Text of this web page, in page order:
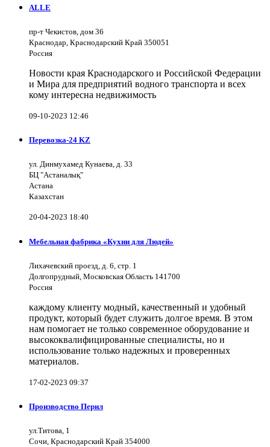
ALLE
пр-т Чекистов, дом 36
Краснодар, Краснодарский Край 350051
Россия
Новости края Краснодарского и Российской Федерации
и Мира для предприятий водного транспорта и всех
кому интересна недвижимость
09-10-2023 12:46
Перевозка-24 KZ
ул. Динмухамед Кунаева, д. 33
БЦ "Астаналық"
Астана
Казахстан
20-04-2023 18:40
Мебельная фабрика «Кухни для Людей»
Лихачевский проезд, д. 6, стр. 1
Долгопрудный, Московская Область 141700
Россия
каждому клиенту модный, качественный и удобный
продукт, который будет служить долгое время. В этом
нам помогает не только современное оборудование и
высококвалифицированные специалисты, но и
использование только надежных и проверенных
материалов.
17-02-2023 09:37
Производство Перил
ул.Титова, 1
Сочи, Краснодарский Край 354000